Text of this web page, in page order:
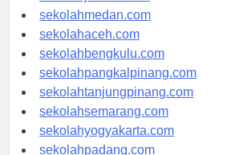
sekolahjakarta.com
sekolahmedan.com
sekolahaceh.com
sekolahbengkulu.com
sekolahpangkalpinang.com
sekolahtanjungpinang.com
sekolahsemarang.com
sekolahyogyakarta.com